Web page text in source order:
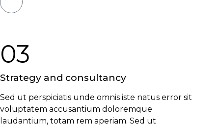
03
Strategy and consultancy
Sed ut perspiciatis unde omnis iste natus error sit
voluptatem accusantium doloremque
laudantium, totam rem aperiam. Sed ut